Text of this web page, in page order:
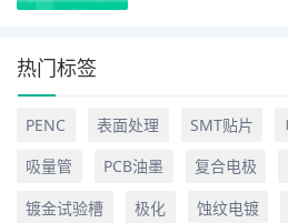
热门标签
PENC 表面处理 SMT贴片
吸量管
PCB油墨 复合电极
镀金试验槽
极化 蚀纹电镀